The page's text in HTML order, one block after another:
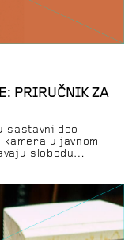
PRIRUČNIK ZA
sastavni deo
u javnom
slobodu
tih alata nije
sisteme javne
štetu